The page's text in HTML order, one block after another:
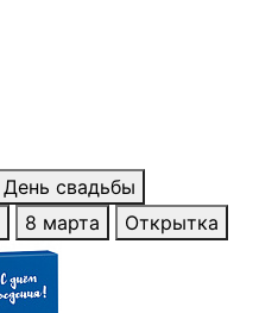
День свадьбы
8 марта Открытка